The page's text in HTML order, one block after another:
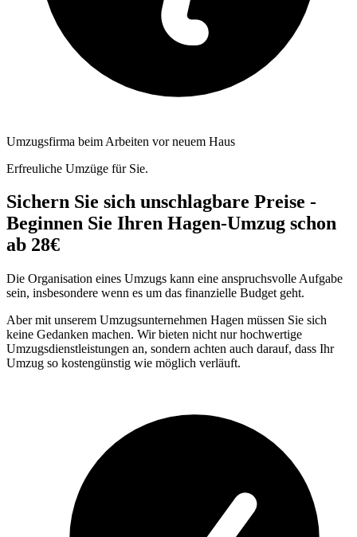
Umzugsfirma beim Arbeiten vor neuem Haus
Erfreuliche Umzüge für Sie.
Sichern Sie sich unschlagbare Preise -
Beginnen Sie Ihren Hagen-Umzug schon
ab 28€
Die Organisation eines Umzugs kann eine anspruchsvolle Aufgabe
sein, insbesondere wenn es um das finanzielle Budget geht.
Aber mit unserem Umzugsunternehmen Hagen müssen Sie sich
keine Gedanken machen. Wir bieten nicht nur hochwertige
Umzugsdienstleistungen an, sondern achten auch darauf, dass Ihr
Umzug so kostengünstig wie möglich verläuft.